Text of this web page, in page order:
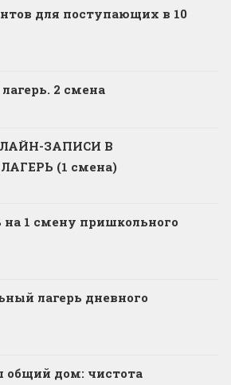
для поступающих в 10
2 смена
ЗАПИСИ В
(1 смена)
на 1 смену пришкольного
лагерь дневного
дом: чистота